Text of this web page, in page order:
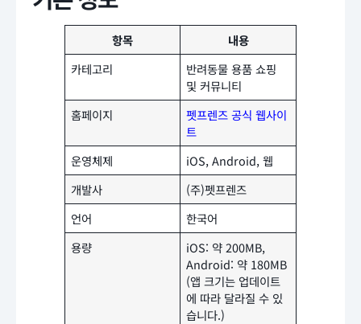
항목
내용
카테고리
반려동물 용품 쇼핑
및 커뮤니티
홈페이지
펫프렌즈 공식 웹사이
트
운영체제
iOS, Android, 웹
개발사
(주)펫프렌즈
언어
한국어
용량
iOS: 약 200MB,
Android: 약 180MB
(앱 크기는 업데이트
에 따라 달라질 수 있
습니다.)